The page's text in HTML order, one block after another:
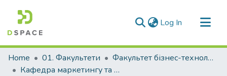
Log In (current)
Communities & Collections
All of DSpace
Home 01. Факультети
Факультет бізнес-технологій та економіки
Кафедра маркетингу та логістики (Кафедра М та Л)